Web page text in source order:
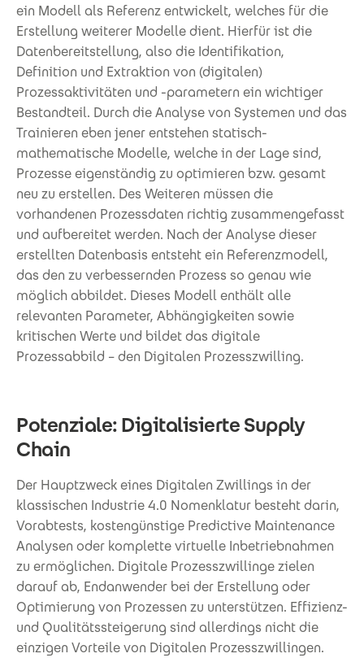
ein Modell als Referenz entwickelt, welches für die
Erstellung weiterer Modelle dient. Hierfür ist die
Datenbereitstellung, also die Identifikation,
Definition und Extraktion von (digitalen)
Prozessaktivitäten und -parametern ein wichtiger
Bestandteil. Durch die Analyse von Systemen und das
Trainieren eben jener entstehen statisch-
mathematische Modelle, welche in der Lage sind,
Prozesse eigenständig zu optimieren bzw. gesamt
neu zu erstellen. Des Weiteren müssen die
vorhandenen Prozessdaten richtig zusammengefasst
und aufbereitet werden. Nach der Analyse dieser
erstellten Datenbasis entsteht ein Referenzmodell,
das den zu verbessernden Prozess so genau wie
möglich abbildet. Dieses Modell enthält alle
relevanten Parameter, Abhängigkeiten sowie
kritischen Werte und bildet das digitale
Prozessabbild – den Digitalen Prozesszwilling.
Potenziale: Digitalisierte Supply
Chain
Der Hauptzweck eines Digitalen Zwillings in der
klassischen Industrie 4.0 Nomenklatur besteht darin,
Vorabtests, kostengünstige Predictive Maintenance
Analysen oder komplette virtuelle Inbetriebnahmen
zu ermöglichen. Digitale Prozesszwillinge zielen
darauf ab, Endanwender bei der Erstellung oder
Optimierung von Prozessen zu unterstützen. Effizienz-
und Qualitätssteigerung sind allerdings nicht die
einzigen Vorteile von Digitalen Prozesszwillingen.